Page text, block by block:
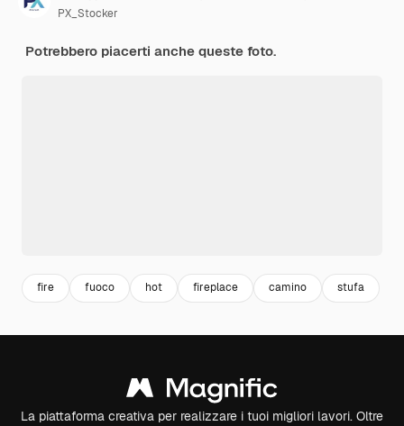
PX_Stocker
Potrebbero piacerti anche queste foto.
fire fuoco hot fireplace camino stufa
La piattaforma creativa per realizzare i tuoi migliori lavori. Oltre